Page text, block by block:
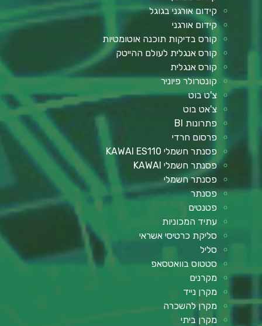
קידום אורגני בגוגל
קידום אורגני
קורס בדיקות תוכנה אוטומטיות
קורס אנגלית לעולם ההייטק
קורס אנגלית
קונטרולר פיוניר
צ'ט בוט
צ'אט בוט
פתרונות BI
פרסום חרדי
פסנתר חשמלי KAWAI ES110
פסנתר חשמלי KAWAI
פסנתר חשמלי
פסנתר
פטנטים
עתיד המכוניות
סליקת כרטיסי אשראי
סליל
סטטוס בוואטסאפ
מקרנים
מקרן נייד
מקרן להשכרה
מקרן ביתי